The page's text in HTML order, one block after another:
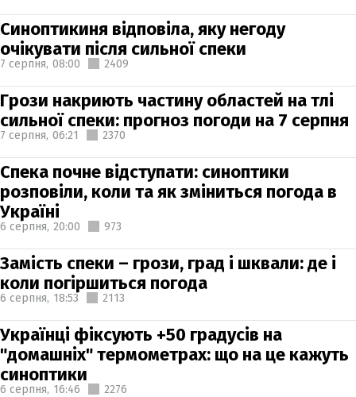
Синоптикиня відповіла, яку негоду
очікувати після сильної спеки
7 серпня, 08:00 2409
Грози накриють частину областей на тлі
сильної спеки: прогноз погоди на 7 серпня
7 серпня, 06:21 2370
Спека почне відступати: синоптики
розповіли, коли та як зміниться погода в
Україні
6 серпня, 20:00 973
Замість спеки – грози, град і шквали: де і
коли погіршиться погода
6 серпня, 18:53 2113
Українці фіксують +50 градусів на
"домашніх" термометрах: що на це кажуть
синоптики
6 серпня, 16:46 2276